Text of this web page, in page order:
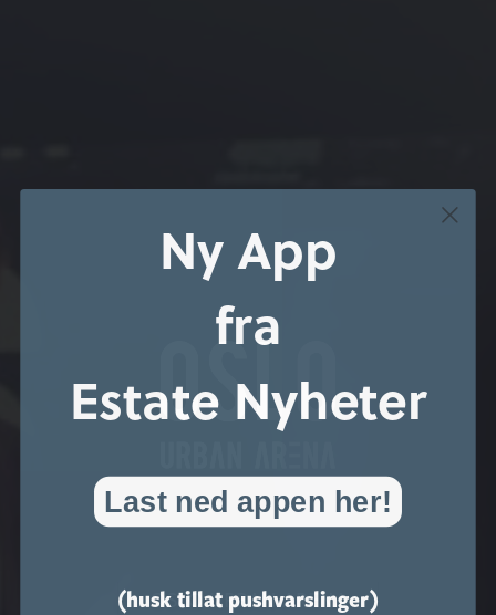
OSLO URBAN ARENA
Ny App
fra
Estate Nyheter
Last ned appen her!
(husk tillat pushvarslinger)